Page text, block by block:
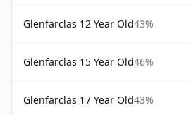
Glenfarclas 12 Year Old43%
Glenfarclas 15 Year Old46%
Glenfarclas 17 Year Old43%